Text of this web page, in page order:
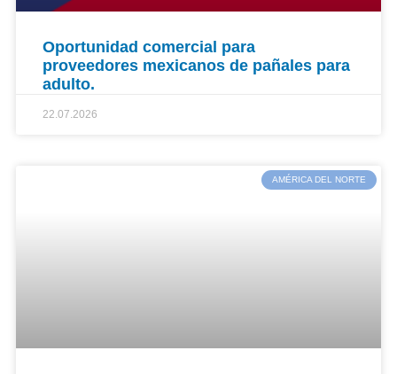
Oportunidad comercial para
proveedores mexicanos de pañales para
adulto.
22.07.2026
AMÉRICA DEL NORTE